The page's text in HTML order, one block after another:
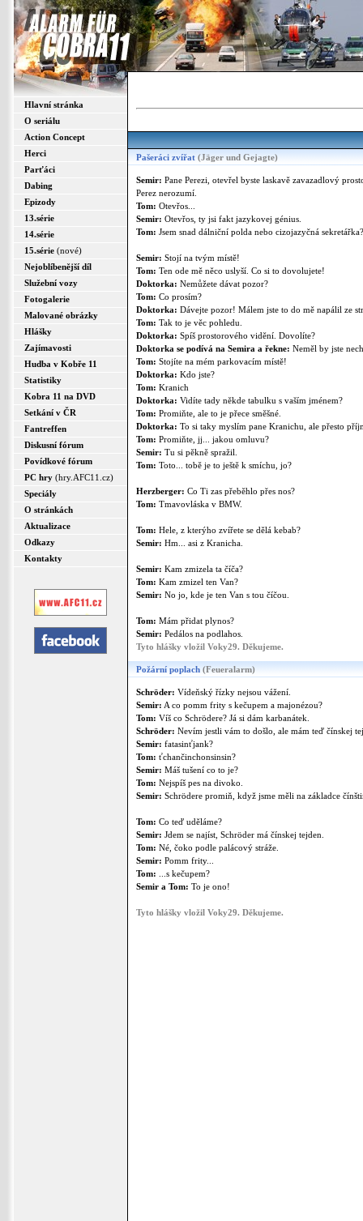
Hlavní stránka
O seriálu
Action Concept
Herci
Parťáci
Dabing
Epizody
13.série
14.série
15.série (nové)
Nejoblíbenější díl
Služební vozy
Fotogalerie
Malované obrázky
Hlášky
Zajímavosti
Hudba v Kobře 11
Statistiky
Kobra 11 na DVD
Setkání v ČR
Fantreffen
Diskusní fórum
Povídkové fórum
PC hry (hry.AFC11.cz)
Speciály
O stránkách
Aktualizace
Odkazy
Kontakty
Pašeráci zvířat (Jäger und Gejagte)
Semir: Pane Perezi, otevřel byste laskavě zavazadlový
Perez nerozumí.
Tom: Otevřos...
Semir: Otevřos, ty jsi fakt jazykovej génius.
Tom: Jsem snad dálniční polda nebo cizojazyčná sekretářka?
Semir: Stojí na tvým místě!
Tom: Ten ode mě něco uslyší. Co si to dovolujete!
Doktorka: Nemůžete dávat pozor?
Tom: Co prosím?
Doktorka: Dávejte pozor! Málem jste to do mě napálil ze
Tom: Tak to je věc pohledu.
Doktorka: Spíš prostorového vidění. Dovolíte?
Doktorka se podívá na Semira a řekne: Neměl by jste
Tom: Stojíte na mém parkovacím místě!
Doktorka: Kdo jste?
Tom: Kranich
Doktorka: Vidíte tady někde tabulku s vaším jménem?
Tom: Promiňte, ale to je přece směšné.
Doktorka: To si taky myslím pane Kranichu, ale přesto
Tom: Promiňte, jj... jakou omluvu?
Semir: Tu si pěkně spražil.
Tom: Toto... tobě je to ještě k smíchu, jo?
Herzberger: Co Ti zas přeběhlo přes nos?
Tom: Tmavovláska v BMW.
Tom: Hele, z kterýho zvířete se dělá kebab?
Semir: Hm... asi z Kranicha.
Semir: Kam zmizela ta číča?
Tom: Kam zmizel ten Van?
Semir: No jo, kde je ten Van s tou číčou.
Tom: Mám přidat plynos?
Semir: Pedálos na podlahos.
Tyto hlášky vložil Voky29. Děkujeme.
Požární poplach (Feueralarm)
Schröder: Vídeňský řízky nejsou vážení.
Semir: A co pomm frity s kečupem a majonézou?
Tom: Víš co Schrödere? Já si dám karbanátek.
Schröder: Nevím jestli vám to došlo, ale mám teď čínskej
Semir: fatasinťjank?
Tom: ťchančinchonsinsin?
Semir: Máš tušení co to je?
Tom: Nejspíš pes na divoko.
Semir: Schrödere promiň, když jsme měli na základce
Tom: Co teď uděláme?
Semir: Jdem se najíst, Schröder má čínskej tejden.
Tom: Né, čoko podle palácový stráže.
Semir: Pomm frity...
Tom: ...s kečupem?
Semir a Tom: To je ono!
Tyto hlášky vložil Voky29. Děkujeme.